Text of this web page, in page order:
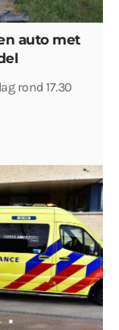
auto met
rond 17.30